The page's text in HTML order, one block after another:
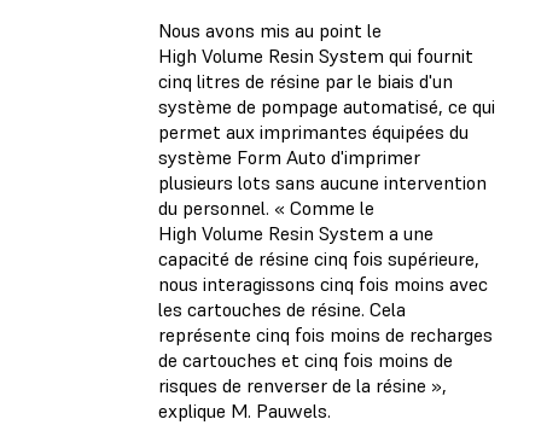
Nous avons mis au point le
High Volume Resin System qui fournit
cinq litres de résine par le biais d'un
système de pompage automatisé, ce qui
permet aux imprimantes équipées du
système Form Auto d'imprimer
plusieurs lots sans aucune intervention
du personnel. « Comme le
High Volume Resin System a une
capacité de résine cinq fois supérieure,
nous interagissons cinq fois moins avec
les cartouches de résine. Cela
représente cinq fois moins de recharges
de cartouches et cinq fois moins de
risques de renverser de la résine »,
explique M. Pauwels.